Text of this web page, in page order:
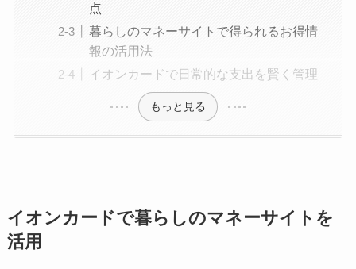
点
暮らしのマネーサイトで得られるお得情
報の活用法
イオンカードで日常的な支出を賢く管理
もっと見る
イオンカードで暮らしのマネーサイトを
活用